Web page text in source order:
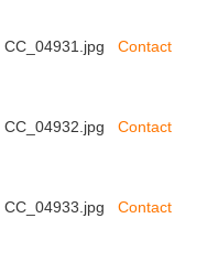
CC_04931.jpg Contact
CC_04932.jpg Contact
CC_04933.jpg Contact